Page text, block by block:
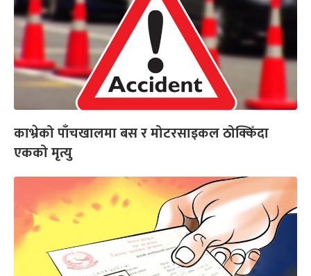
काभ्रेको पाँचखालमा बस र मोटरसाइकल ठोक्किँदा
एकको मृत्यु